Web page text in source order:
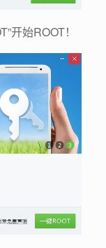
开始ROOT！